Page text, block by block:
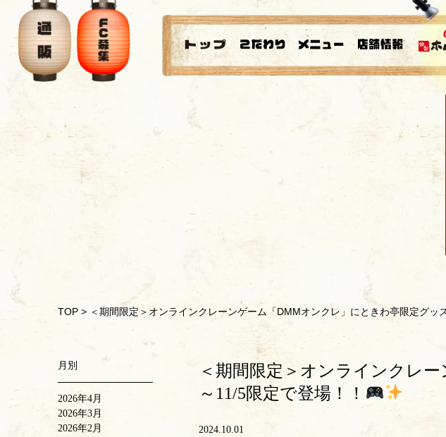
TOP > ＜期間限定＞オンラインクレーンゲーム「DMMオンクレ」にときわ亭限定グッ
＜期間限定＞オンラインクレ
～11/5限定で登場！！
2024.10.01
月別
2026年4月
2026年3月
2026年2月